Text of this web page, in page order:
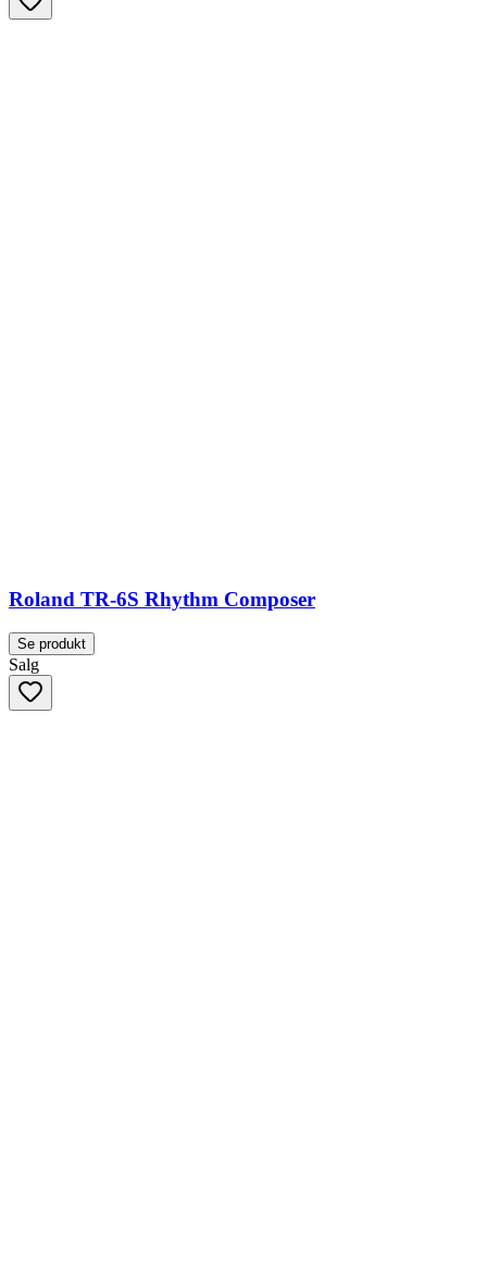
Roland TR-6S Rhythm Composer
Se produkt
Salg